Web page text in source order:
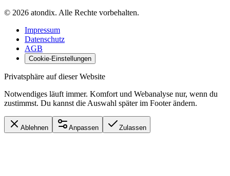
© 2026 atondix. Alle Rechte vorbehalten.
Impressum
Datenschutz
AGB
Cookie-Einstellungen
Privatsphäre auf dieser Website
Notwendiges läuft immer. Komfort und Webanalyse nur, wenn du
zustimmst. Du kannst die Auswahl später im Footer ändern.
Ablehnen Anpassen Zulassen